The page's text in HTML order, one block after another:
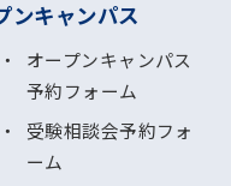
ンキャンパス
オープンキャンパス
予約フォーム
受験相談会予約フォ
ーム